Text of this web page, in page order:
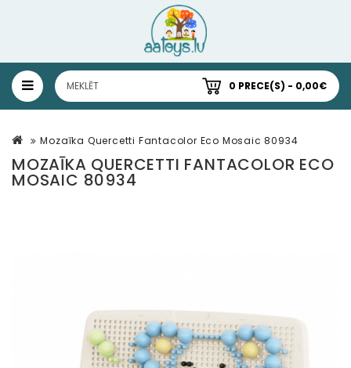
0 PRECE(S) - 0,00€
Mozaīka Quercetti Fantacolor Eco Mosaic 80934
MOZAĪKA QUERCETTI FANTACOLOR ECO
MOSAIC 80934